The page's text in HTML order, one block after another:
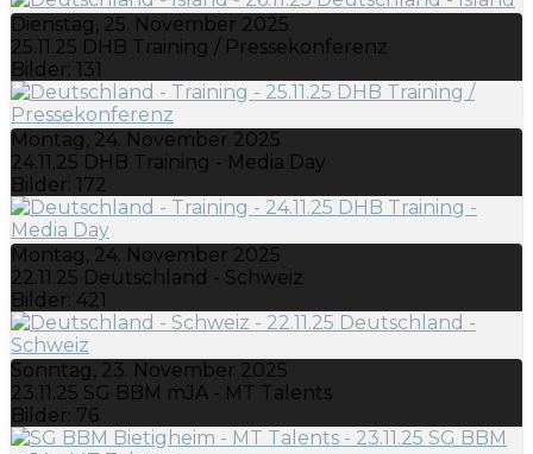
Dienstag, 25. November 2025
25.11.25 DHB Training / Pressekonferenz
Bilder: 131
Montag, 24. November 2025
24.11.25 DHB Training - Media Day
Bilder: 172
Montag, 24. November 2025
22.11.25 Deutschland - Schweiz
Bilder: 421
Sonntag, 23. November 2025
23.11.25 SG BBM mJA - MT Talents
Bilder: 76